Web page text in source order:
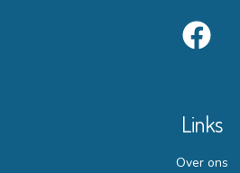
Links
Over ons